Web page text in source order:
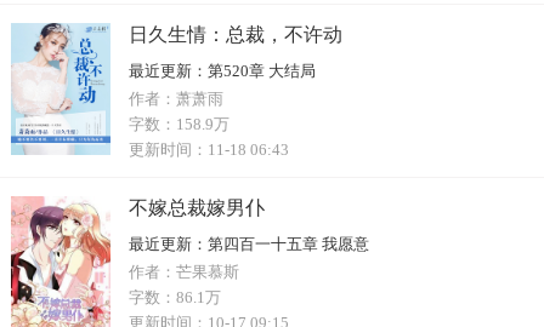
日久生情：总裁，不许动
最近更新：
第520章 大结局
作者： 萧萧雨
字数： 158.9万
更新时间： 11-18 06:43
不嫁总裁嫁男仆
最近更新： 第四百一十五章 我愿意
作者： 芒果慕斯
字数： 86.1万
更新时间： 10-17 09:15